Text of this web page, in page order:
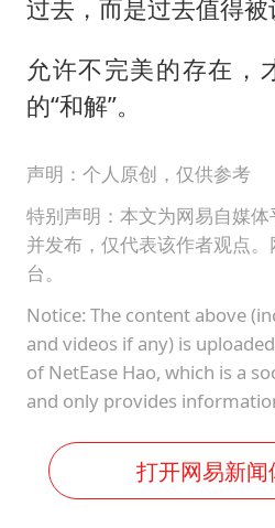
过去，而是过去值得被
允许不完美的存在，
的“和解”。
声明：个人原创，仅供参考
特别声明：本文为网易自媒体
并发布，仅代表该作者观点
台。
Notice: The content above
and videos if any) is
of NetEase Hao, which is a
and only provides
打开网易新闻